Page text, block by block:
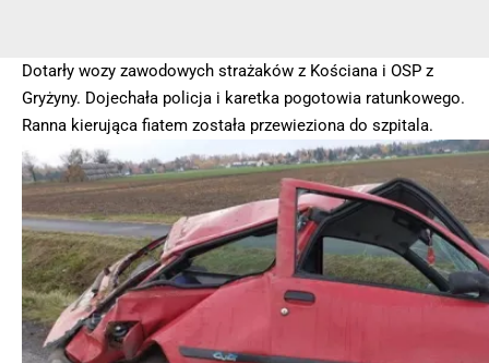
Dotarły wozy zawodowych strażaków z Kościana i OSP z
Gryżyny. Dojechała policja i karetka pogotowia ratunkowego.
Ranna kierująca fiatem została przewieziona do szpitala.